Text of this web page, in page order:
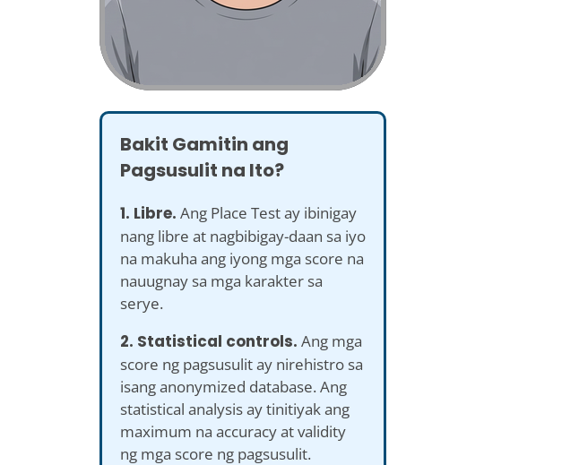
Bakit Gamitin ang
Pagsusulit na Ito?
1. Libre. Ang Place Test ay ibinigay
nang libre at nagbibigay-daan sa iyo
na makuha ang iyong mga score na
nauugnay sa mga karakter sa
serye.
2. Statistical controls. Ang mga
score ng pagsusulit ay nirehistro sa
isang anonymized database. Ang
statistical analysis ay tinitiyak ang
maximum na accuracy at validity
ng mga score ng pagsusulit.